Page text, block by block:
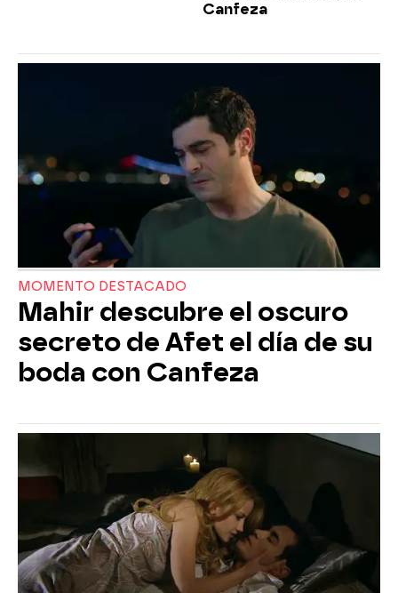
Canfeza
MOMENTO DESTACADO
Mahir descubre el oscuro
secreto de Afet el día de su
boda con Canfeza